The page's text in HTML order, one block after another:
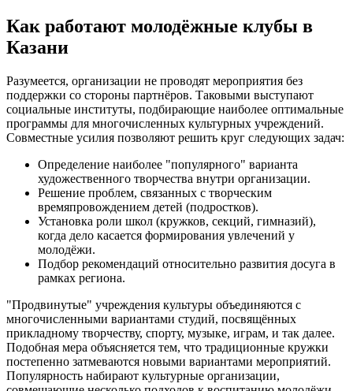
Как работают молодёжные клубы в
Казани
Разумеется, организации не проводят мероприятия без
поддержки со стороны партнёров. Таковыми выступают
социальные институты, подбирающие наиболее оптимальные
программы для многочисленных культурных учреждений.
Совместные усилия позволяют решить круг следующих задач:
Определение наиболее "популярного" варианта
художественного творчества внутри организации.
Решение проблем, связанных с творческим
времяпровождением детей (подростков).
Установка роли школ (кружков, секций, гимназий),
когда дело касается формирования увлечений у
молодёжи.
Подбор рекомендаций относительно развития досуга в
рамках региона.
"Продвинутые" учреждения культуры объединяются с
многочисленными вариантами студий, посвящённых
прикладному творчеству, спорту, музыке, играм, и так далее.
Подобная мера объясняется тем, что традиционные кружки
постепенно затмеваются новыми вариантами мероприятий.
Популярность набирают культурные организации,